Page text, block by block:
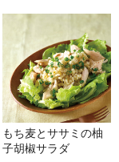
もち麦とササミの柚
子胡椒サラダ